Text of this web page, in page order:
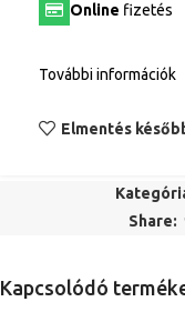
Online fizetés
További információk
Elmentés
Share:
Kapcsolódó